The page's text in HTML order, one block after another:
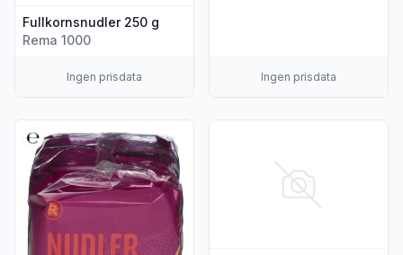
Fullkornsnudler 250 g
Rema 1000
Ingen prisdata Ingen prisdata
Vis flere detaljer for produktet "Nudler med biffsmak